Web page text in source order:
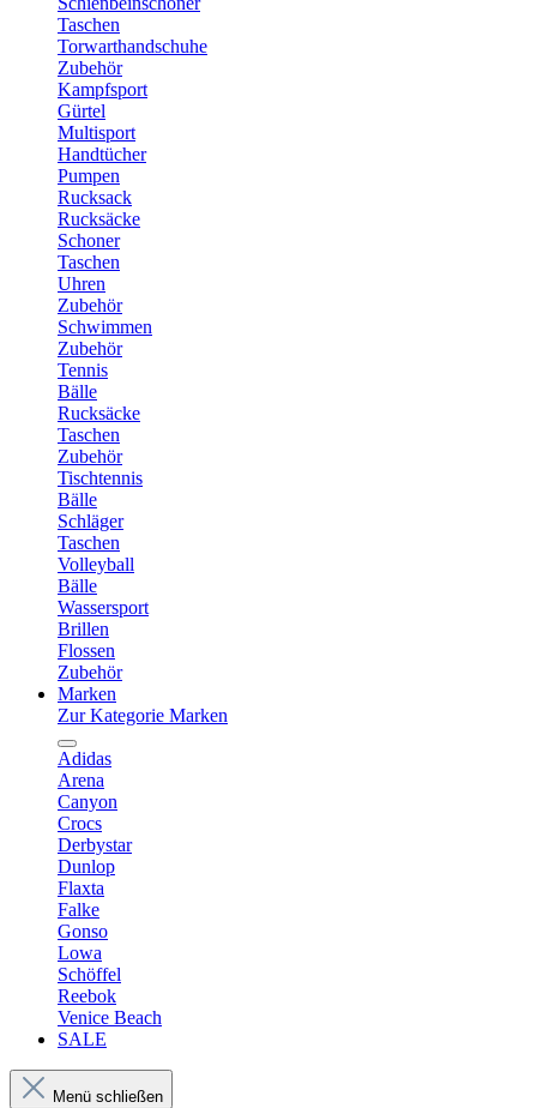
Taschen
Torwarthandschuhe
Zubehör
Kampfsport
Gürtel
Multisport
Handtücher
Pumpen
Rucksack
Rucksäcke
Schoner
Taschen
Uhren
Zubehör
Schwimmen
Zubehör
Tennis
Bälle
Rucksäcke
Taschen
Zubehör
Tischtennis
Bälle
Schläger
Taschen
Volleyball
Bälle
Wassersport
Brillen
Flossen
Zubehör
Marken
Zur Kategorie Marken
Adidas
Arena
Canyon
Crocs
Derbystar
Dunlop
Flaxta
Falke
Gonso
Lowa
Schöffel
Reebok
Venice Beach
SALE
Menü schließen